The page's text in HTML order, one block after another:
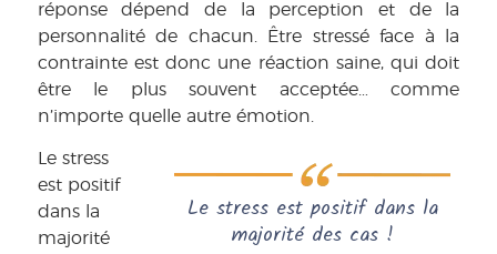
réponse dépend de la perception et de la
personnalité de chacun. Être stressé face à la
contrainte est donc une réaction saine, qui doit
être le plus souvent acceptée… comme
n’importe quelle autre émotion.
Le stress est positif dans la
majorité des cas !
Le stress
est positif
dans la
majorité